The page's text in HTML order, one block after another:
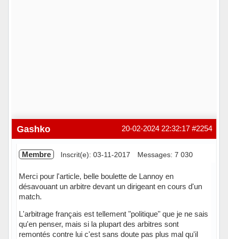
#2254
20-02-2024 22:32:17
Gashko
Membre Inscrit(e): 03-11-2017 Messages: 7 030
Merci pour l'article, belle boulette de Lannoy en
désavouant un arbitre devant un dirigeant en cours d'un
match.
L'arbitrage français est tellement "politique" que je ne sais
qu'en penser, mais si la plupart des arbitres sont
remontés contre lui c'est sans doute pas plus mal qu'il